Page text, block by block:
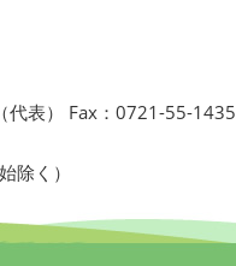
代表） Fax：0721-55-1435
除く）